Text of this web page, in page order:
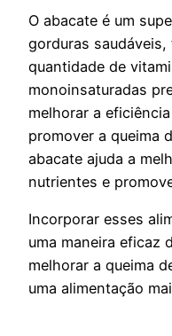
O abacate é um
gorduras
quantidade de
monoinsaturadas
melhorar a
promover a queima
abacate ajuda a
nutrientes e
Incorporar esses
uma maneira eficaz
melhorar a queima
uma alimentação